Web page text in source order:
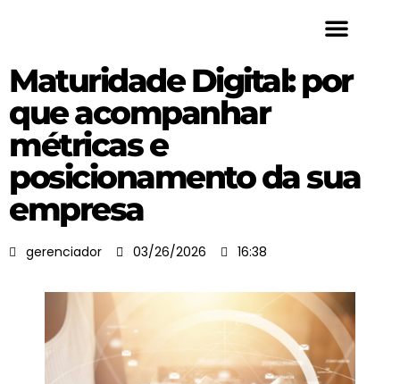
Maturidade Digital: por
que acompanhar
métricas e
posicionamento da sua
empresa
gerenciador 03/26/2026 16:38